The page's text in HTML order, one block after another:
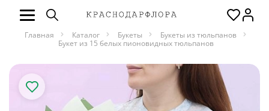
Главная Каталог Букеты
Букеты из тюльпанов
Букет из 15 белых пионовидных тюльпанов